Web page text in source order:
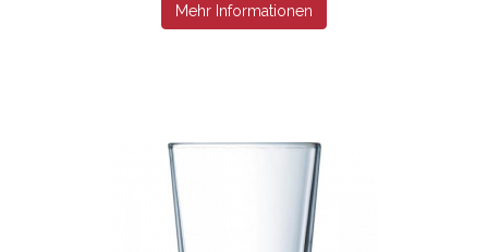
Mehr Informationen